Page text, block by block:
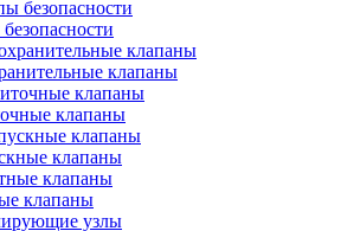
клапаны
клапаны
клапаны
клапаны